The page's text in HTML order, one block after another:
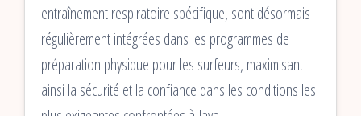
entraînement respiratoire spécifique, sont désormais
régulièrement intégrées dans les programmes de
préparation physique pour les surfeurs, maximisant
ainsi la sécurité et la confiance dans les conditions les